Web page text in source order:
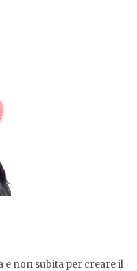
e non subita per creare il